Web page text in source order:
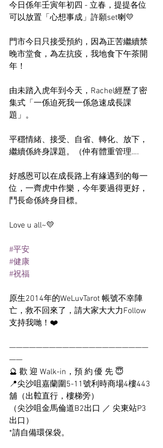
今日係年壬寅年初四 - 立春，提提各位
可以放置「心想事成」許願set喇💛
門市今日只接受預約，因為正苦繼續禁
晚市堂食，為左抗疫，我地食下午茶開
年！
由未踏入虎年到今天，Rachel經歷了密
集式「一係迫死我一係急速成長課
題」。
平穩情緒、接受、自省、轉化、放下，
繼續係終身課題。（仲有體重管理….
好感恩可以在成長路上有緣遇到的每一
位，一齊虎中作樂，今年要過得更好，
鬥長命係終身目標。
Love u all~💛
#平安
#健康
#祝福
原生2014年的WeLuvTarot 帳號不幸陣
亡，救不回來了，請大家大大力Follow
支持我哋！❤️
—————————————————————
——
🔮 歡 迎 Walk-in，預 約 優 先 😇
📍尖沙咀嘉蘭圍5-11號利時商場4樓443
舖（出𨋢直行，樓梯旁）
（尖沙咀金馬倫道B2出口 ／ 尖東站P3
出口）
*請自備環保袋。